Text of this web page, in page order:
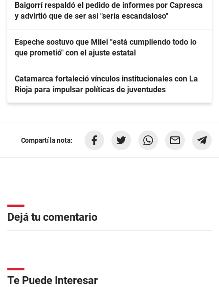
Baigorrí respaldó el pedido de informes por Capresca
y advirtió que de ser así "sería escandaloso"
Espeche sostuvo que Milei "está cumpliendo todo lo
que prometió" con el ajuste estatal
Catamarca fortaleció vínculos institucionales con La
Rioja para impulsar políticas de juventudes
Compartí la nota:
Dejá tu comentario
Te Puede Interesar